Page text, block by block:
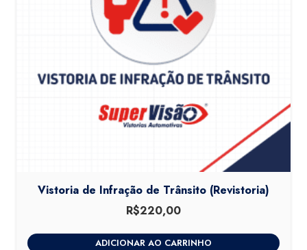
Vistoria de Infração de Trânsito (Revistoria)
R$220,00
ADICIONAR AO CARRINHO